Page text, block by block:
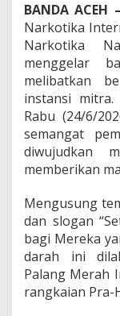
N
1
BANDA ACEH –
Narkotika
Narkotika
menggelar
melibatkan
instansi mitra.
Rabu (24/6/
semangat
diwujudkan
memberikan
Mengusung
dan slogan
bagi Mereka
darah ini
Palang Merah
rangkaian Pra-